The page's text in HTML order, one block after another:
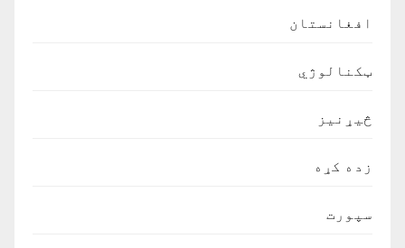
افغانستان
ټکنالوژي
څیړنیز
زده کړه
سپورت